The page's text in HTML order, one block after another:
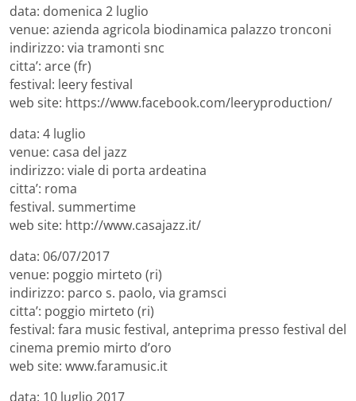
data: domenica 2 luglio
venue: azienda agricola biodinamica palazzo tronconi
indirizzo: via tramonti snc
citta’: arce (fr)
festival: leery festival
web site: https://www.facebook.com/leeryproduction/
data: 4 luglio
venue: casa del jazz
indirizzo: viale di porta ardeatina
citta’: roma
festival. summertime
web site: http://www.casajazz.it/
data: 06/07/2017
venue: poggio mirteto (ri)
indirizzo: parco s. paolo, via gramsci
citta’: poggio mirteto (ri)
festival: fara music festival, anteprima presso festival del
cinema premio mirto d’oro
web site: www.faramusic.it
data: 10 luglio 2017